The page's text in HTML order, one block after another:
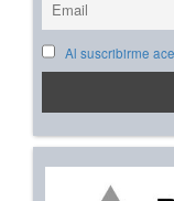
Al suscribirme